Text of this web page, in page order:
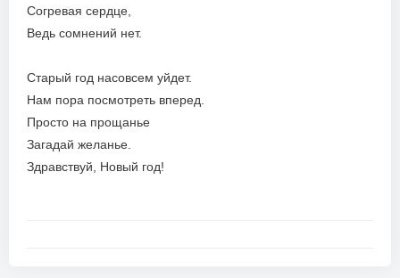
Согревая сердце,
Ведь сомнений нет.
Старый год насовсем уйдет.
Нам пора посмотреть вперед.
Просто на прощанье
Загадай желанье.
Здравствуй, Новый год!